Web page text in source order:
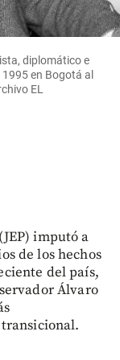
diplomático e
en Bogotá al
EL
imputó a
de los hechos
del país,
Álvaro